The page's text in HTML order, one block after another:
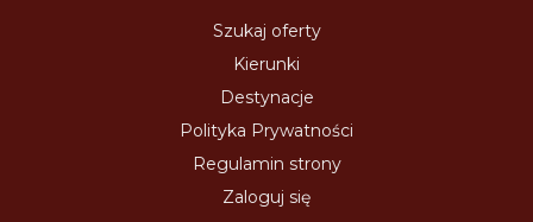
Szukaj oferty
Kierunki
Destynacje
Polityka Prywatności
Regulamin strony
Zaloguj się